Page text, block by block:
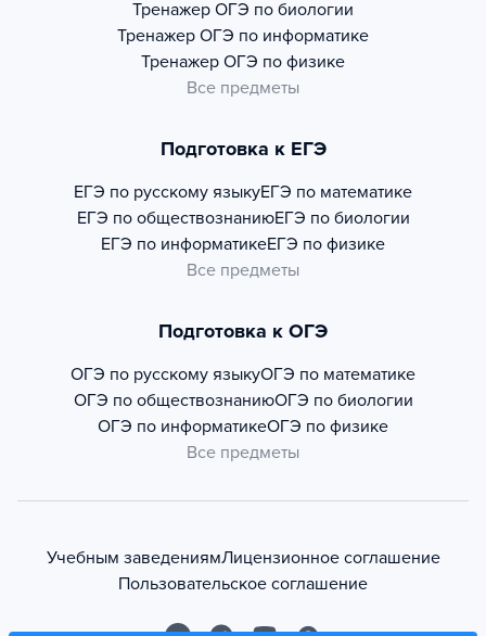
Тренажер ОГЭ по биологии
Тренажер ОГЭ по информатике
Тренажер ОГЭ по физике
Все предметы
Подготовка к ЕГЭ
ЕГЭ по русскому языкуЕГЭ по математике
ЕГЭ по обществознаниюЕГЭ по биологии
ЕГЭ по информатикеЕГЭ по физике
Все предметы
Подготовка к ОГЭ
ОГЭ по русскому языкуОГЭ по математике
ОГЭ по обществознаниюОГЭ по биологии
ОГЭ по информатикеОГЭ по физике
Все предметы
Учебным заведениямЛицензионное соглашение
Пользовательское соглашение